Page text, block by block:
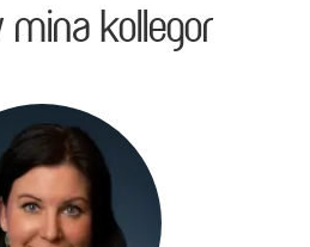
mina kollegor